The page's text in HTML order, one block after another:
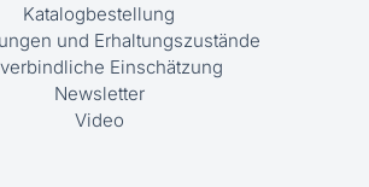
Katalogbestellung
und Erhaltungszustände
Einschätzung
Newsletter
Video